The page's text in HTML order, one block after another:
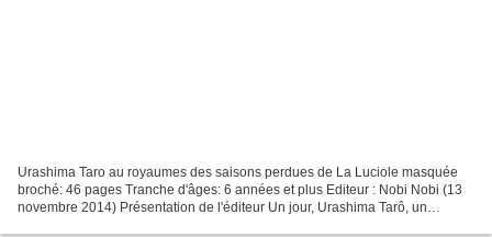
Urashima Taro au royaumes des saisons perdues de La Luciole masquée
broché: 46 pages Tranche d'âges: 6 années et plus Editeur : Nobi Nobi (13
novembre 2014) Présentation de l'éditeur Un jour, Urashima Tarô, un